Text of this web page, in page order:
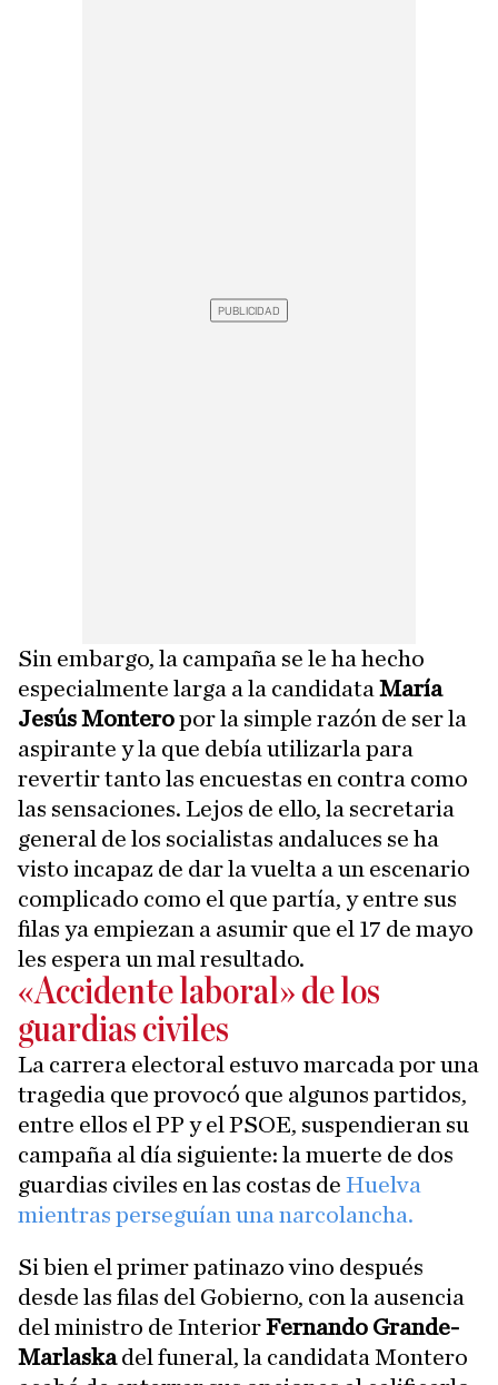
Sin embargo, la campaña se le ha hecho
especialmente larga a la candidata María
Jesús Monteropor la simple razón de ser la
aspirante y la que debía utilizarla para
revertir tanto las encuestas en contra como
las sensaciones. Lejos de ello, la secretaria
general de los socialistas andaluces se ha
visto incapaz de dar la vuelta a un escenario
complicado como el que partía, y entre sus
filas ya empiezan a asumir que el 17 de mayo
les espera un mal resultado.
«Accidente laboral» de los
guardias civiles
La carrera electoral estuvo marcada por una
tragedia que provocó que algunos partidos,
entre ellos el PP y el PSOE, suspendieran su
campaña al día siguiente: la muerte de dos
guardias civiles en las costas de Huelva
mientras perseguían una narcolancha.
Si bien el primer patinazo vino después
desde las filas del Gobierno, con la ausencia
del ministro de InteriorFernando Grande-
Marlaskadel funeral, la candidata Montero